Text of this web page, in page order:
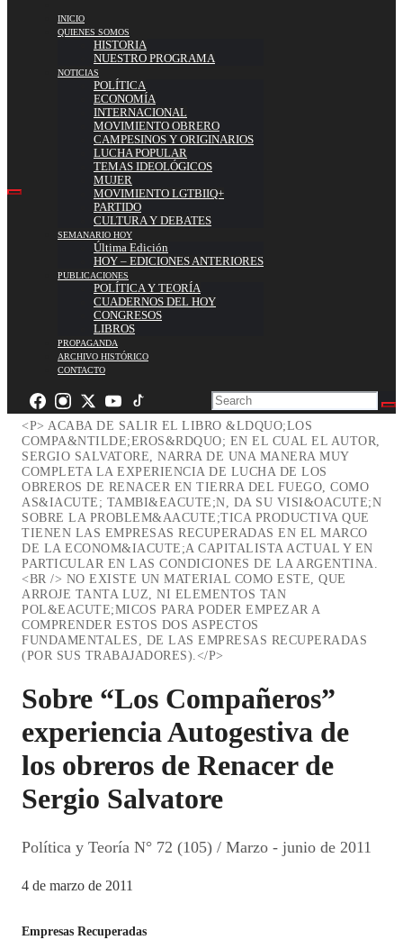
INICIO
QUIENES SOMOS
HISTORIA
NUESTRO PROGRAMA
NOTICIAS
POLÍTICA
ECONOMÍA
INTERNACIONAL
MOVIMIENTO OBRERO
CAMPESINOS Y ORIGINARIOS
LUCHA POPULAR
TEMAS IDEOLÓGICOS
MUJER
MOVIMIENTO LGTBIIQ+
PARTIDO
CULTURA Y DEBATES
SEMANARIO HOY
Última Edición
HOY – EDICIONES ANTERIORES
PUBLICACIONES
POLÍTICA Y TEORÍA
CUADERNOS DEL HOY
CONGRESOS
LIBROS
PROPAGANDA
ARCHIVO HISTÓRICO
CONTACTO
<P> ACABA DE SALIR EL LIBRO &LDQUO;LOS
COMPA&NTILDE;EROS&RDQUO; EN EL CUAL EL AUTOR,
SERGIO SALVATORE, NARRA DE UNA MANERA MUY
COMPLETA LA EXPERIENCIA DE LUCHA DE LOS
OBREROS DE RENACER EN TIERRA DEL FUEGO, COMO
AS&IACUTE; TAMBI&EACUTE;N, DA SU VISI&OACUTE;N
SOBRE LA PROBLEM&AACUTE;TICA PRODUCTIVA QUE
TIENEN LAS EMPRESAS RECUPERADAS EN EL MARCO
DE LA ECONOM&IACUTE;A CAPITALISTA ACTUAL Y EN
PARTICULAR EN LAS CONDICIONES DE LA ARGENTINA.
<BR /> NO EXISTE UN MATERIAL COMO ESTE, QUE
ARROJE TANTA LUZ, NI ELEMENTOS TAN
POL&EACUTE;MICOS PARA PODER EMPEZAR A
COMPRENDER ESTOS DOS ASPECTOS
FUNDAMENTALES, DE LAS EMPRESAS RECUPERADAS
(POR SUS TRABAJADORES).</P>
Sobre “Los Compañeros”
experiencia Autogestiva de
los obreros de Renacer de
Sergio Salvatore
Política y Teoría N° 72 (105) / Marzo - junio de 2011
4 de marzo de 2011
Empresas Recuperadas